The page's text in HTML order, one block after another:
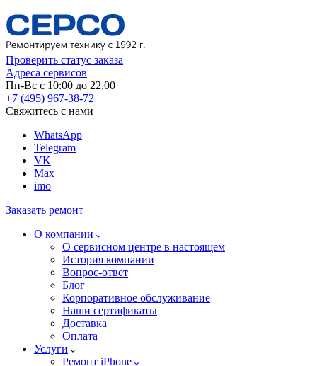
Проверить статус заказа
Адреса сервисов
Пн-Вс с 10:00 до 22.00
+7 (495) 967-38-72
Свяжитесь с нами
WhatsApp
Telegram
VK
Max
imo
Заказать ремонт
О компании
О сервисном центре в настоящем
История компании
Вопрос-ответ
Блог
Корпоративное обслуживание
Наши сертификаты
Доставка
Оплата
Услуги
Ремонт iPhone